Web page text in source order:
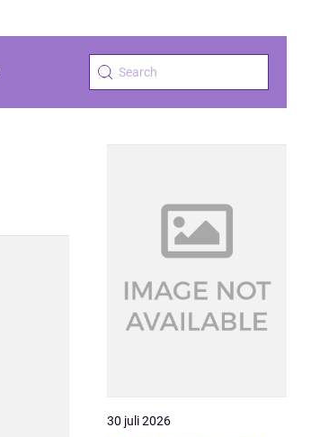
30 juli 2026